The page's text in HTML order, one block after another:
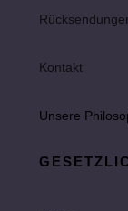
Kontakt
Unsere